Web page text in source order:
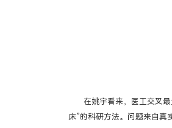
在姚宇看来，医工交叉
床”的科研方法。问题来自真